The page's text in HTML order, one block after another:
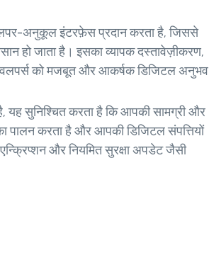
अनुकूल इंटरफ़ेस प्रदान करता है, जिससे
हो जाता है। इसका व्यापक दस्तावेज़ीकरण,
को मजबूत और आकर्षक डिजिटल अनुभव
है, यह सुनिश्चित करता है कि आपकी सामग्री और
पालन करता है और आपकी डिजिटल संपत्तियों
और नियमित सुरक्षा अपडेट जैसी